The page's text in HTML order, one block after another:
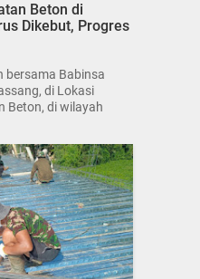
Beton di
Dikebut, Progres
bersama Babinsa
di Lokasi
Beton, di wilayah